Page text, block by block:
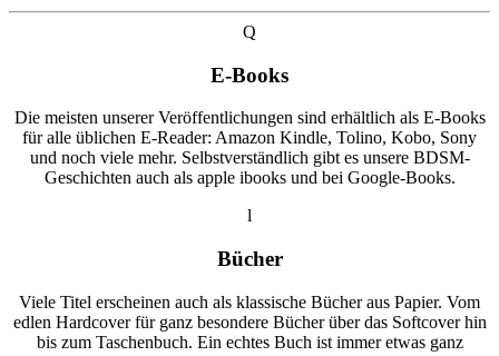
Q
E-Books
Die meisten unserer Veröffentlichungen sind erhältlich als E-Books
für alle üblichen E-Reader: Amazon Kindle, Tolino, Kobo, Sony
und noch viele mehr. Selbstverständlich gibt es unsere BDSM-
Geschichten auch als apple ibooks und bei Google-Books.
l
Bücher
Viele Titel erscheinen auch als klassische Bücher aus Papier. Vom
edlen Hardcover für ganz besondere Bücher über das Softcover hin
bis zum Taschenbuch. Ein echtes Buch ist immer etwas ganz